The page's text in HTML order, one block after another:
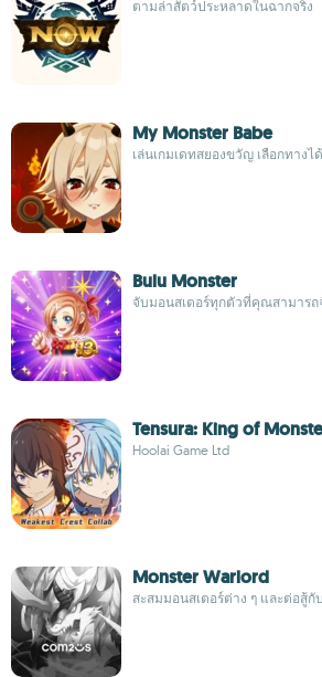
ตามล่าสัตว์ประหลาดในฉากจริง
My Monster Babe
เล่นเกมเดทสยองขวัญ เลือกทาง
Bulu Monster
จับมอนสเตอร์ทุกตัวที่คุณสามาร
Tensura: King of
Hoolai Game Ltd
Monster Warlord
สะสมมอนสเตอร์ต่าง ๆ และต่อสู้